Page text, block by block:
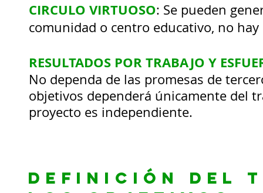
CIRCULO VIRTUOSO: Se pueden
comunidad o centro educativo, no
RESULTADOS POR TRABAJO Y
No dependa de las promesas de
objetivos dependerá únicamente del
proyecto es independiente.
DEFINICIÓN DEL